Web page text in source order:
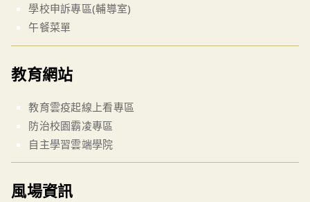
學校申訴專區(輔導室)
午餐菜單
教育網站
教育雲疫起線上看專區
防治校園霸凌專區
自主學習雲端學院
風場資訊